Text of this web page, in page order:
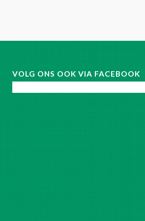
VOLG ONS OOK VIA FACEBOOK